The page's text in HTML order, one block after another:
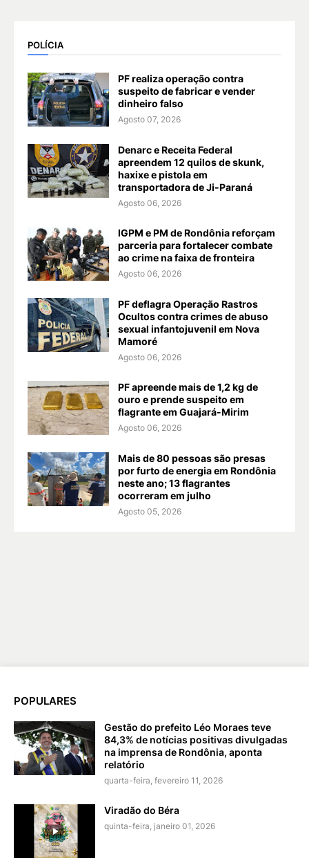
POLÍCIA
PF realiza operação contra
suspeito de fabricar e vender
dinheiro falso
Agosto 07, 2026
Denarc e Receita Federal
apreendem 12 quilos de skunk,
haxixe e pistola em
transportadora de Ji-Paraná
Agosto 06, 2026
IGPM e PM de Rondônia reforçam
parceria para fortalecer combate
ao crime na faixa de fronteira
Agosto 06, 2026
PF deflagra Operação Rastros
Ocultos contra crimes de abuso
sexual infantojuvenil em Nova
Mamoré
Agosto 06, 2026
PF apreende mais de 1,2 kg de
ouro e prende suspeito em
flagrante em Guajará-Mirim
Agosto 06, 2026
Mais de 80 pessoas são presas
por furto de energia em Rondônia
neste ano; 13 flagrantes
ocorreram em julho
Agosto 05, 2026
POPULARES
Gestão do prefeito Léo Moraes teve
84,3% de notícias positivas divulgadas
na imprensa de Rondônia, aponta
relatório
quarta-feira, fevereiro 11, 2026
Viradão do Béra
quinta-feira, janeiro 01, 2026